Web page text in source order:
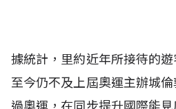
據統計，里約近年所接待的
至今仍不及上屆奧運主辦城